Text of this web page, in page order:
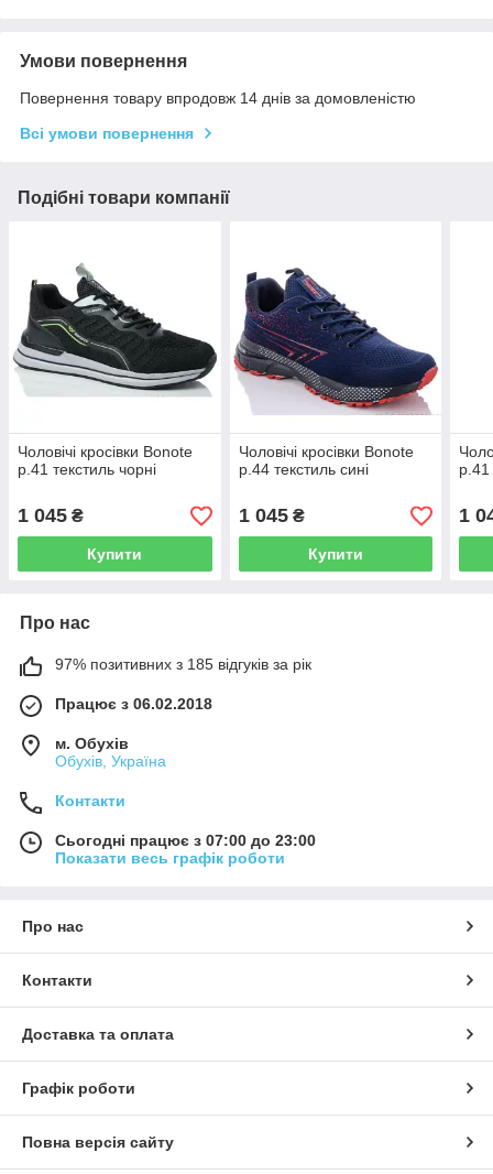
Умови повернення
Повернення товару впродовж 14 днів за домовленістю
Всі умови повернення
Подібні товари компанії
Чоловічі кросівки Bonote
р.41 текстиль чорні
1 045 ₴
Купити
Чоловічі кросівки Bonote
р.44 текстиль сині
1 045₴
Купити
р.41
1
Про нас
97% позитивних з 185 відгуків за рік
Працює з 06.02.2018
м. Обухів
Обухів, Україна
Контакти
Сьогодні працює з 07:00 до 23:00
Показати весь графік роботи
Про нас
Контакти
Доставка та оплата
Графік роботи
Повна версія сайту